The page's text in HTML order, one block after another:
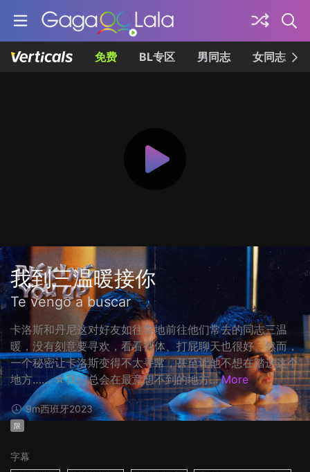
免费 BL专区 男同志 女同志
我到三温暖接你
Te vengo a buscar
卡洛斯和丹尼这对好友如往常地前往他们常去的同志三温
暖，没有刻意要寻欢，看看裸体、打屁聊天也很好。然而，
一个秘密让卡洛斯变得不太寻常，甚至让他不想在踏进这个
地方…… ☆我们总会在最意想不到的地方... More
9m西班牙2023
限
字幕